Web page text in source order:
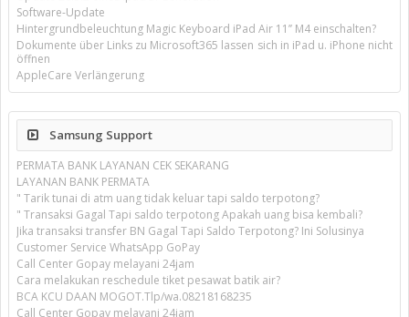
Software-Update
Hintergrundbeleuchtung Magic Keyboard iPad Air 11’’ M4 einschalten?
Dokumente über Links zu Microsoft365 lassen sich in iPad u. iPhone nicht
öffnen
AppleCare Verlängerung
Samsung Support
PERMATA BANK LAYANAN CEK SEKARANG
LAYANAN BANK PERMATA
" Tarik tunai di atm uang tidak keluar tapi saldo terpotong?
" Transaksi Gagal Tapi saldo terpotong Apakah uang bisa kembali?
Jika transaksi transfer BN Gagal Tapi Saldo Terpotong? Ini Solusinya
Customer Service WhatsApp GoPay
Call Center Gopay melayani 24jam
Cara melakukan reschedule tiket pesawat batik air?
BCA KCU DAAN MOGOT.Tlp/wa.08218168235
Call Center Gopay melayani 24jam